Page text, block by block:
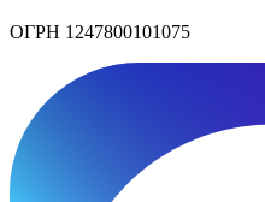
ОГРН 1247800101075